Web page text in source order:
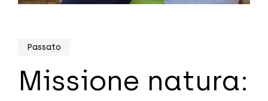
Passato
Missione natura: